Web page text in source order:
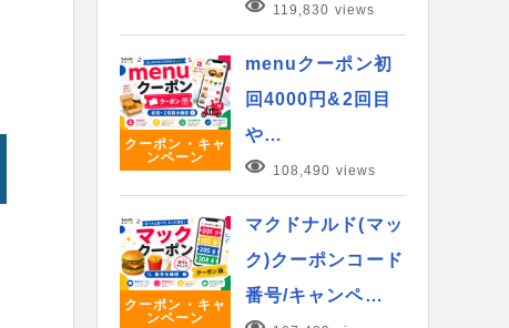
119,830 views
クーポン・キャ
ンペーン
menuクーポン初
回4000円&2回目
や…
108,490 views
クーポン・キャ
ンペーン
マクドナルド(マッ
ク)クーポンコード
番号/キャンペ…